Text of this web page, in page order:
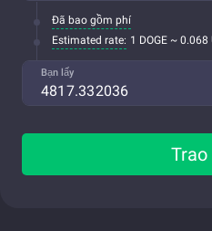
Đã bao gồm phí
Estimated rate: 1 DOGE ~ 0.068
Bạn lấy
Trao